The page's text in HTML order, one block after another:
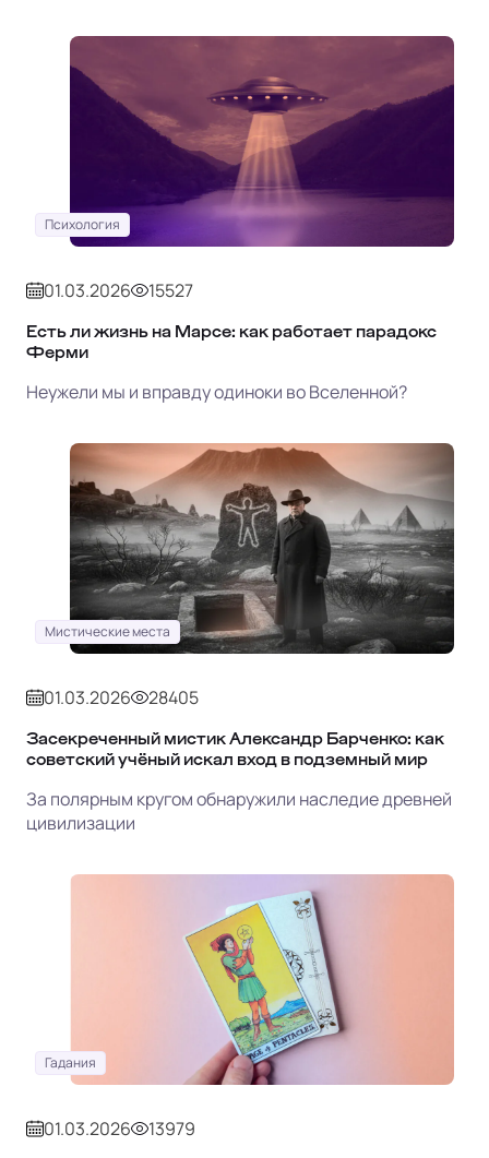
Психология
01.03.2026 15527
Есть ли жизнь на Марсе: как работает парадокс
Ферми
Неужели мы и вправду одиноки во Вселенной?
Мистические места
01.03.2026 28405
Засекреченный мистик Александр Барченко: как
советский учёный искал вход в подземный мир
За полярным кругом обнаружили наследие древней
цивилизации
Гадания
01.03.2026 13979